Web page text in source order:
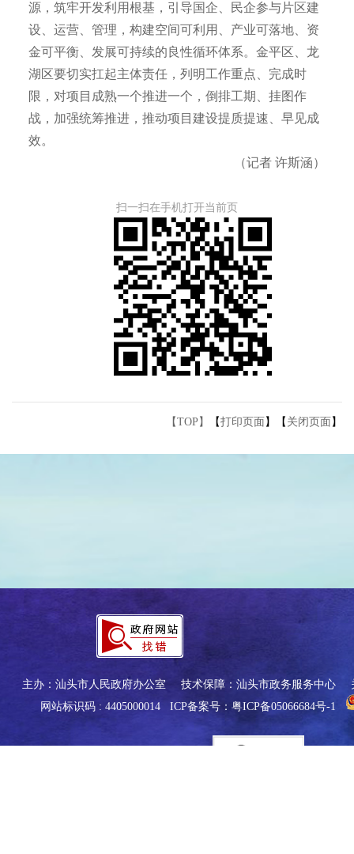
源，筑牢开发利用根基，引导国企、民企参与片区建
设、运营、管理，构建空间可利用、产业可落地、资
金可平衡、发展可持续的良性循环体系。金平区、龙
湖区要切实扛起主体责任，列明工作重点、完成时
限，对项目成熟一个推进一个，倒排工期、挂图作
战，加强统筹推进，推动项目建设提质提速、早见成
效。
（记者 许斯涵）
扫一扫在手机打开当前页
【TOP】 【打印页面 】【 关闭页面 】
主办：汕头市人民政府办公室 技术保障：汕头市政务服务中心
网站标识码 : 4405000014 ICP备案号：粤ICP备05066684号-1